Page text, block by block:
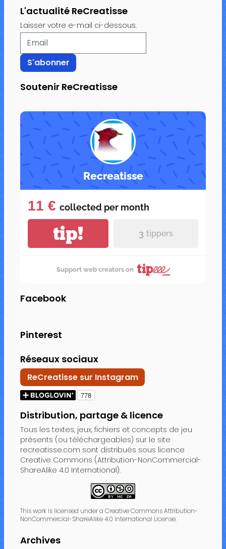
L'actualité ReCreatisse
Laisser votre e-mail ci-dessous.
Soutenir ReCreatisse
Recreatisse
11 € collected per month
tip! 3 tippers
Support web creators on
Facebook
Pinterest
Réseaux sociaux
ReCreatisse sur Instagram
Distribution, partage & licence
Tous les textes, jeux, fichiers et concepts de jeu
présents (ou téléchargeables) sur le site
recreatisse.com sont distribués sous licence
Creative Commons (Attribution-NonCommercial-
ShareAlike 4.0 International).
This work is licensed under a Creative Commons Attribution-
NonCommercial-ShareAlike 4.0 International License.
Archives